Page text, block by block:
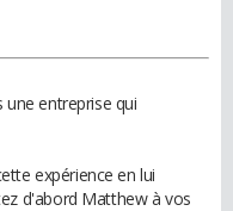
entreprise qui
expérience en lui
d'abord Matthew à vos